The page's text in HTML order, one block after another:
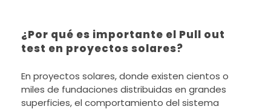
¿Por qué es importante el Pull out
test en proyectos solares?
En proyectos solares, donde existen cientos o
miles de fundaciones distribuidas en grandes
superficies, el comportamiento del sistema